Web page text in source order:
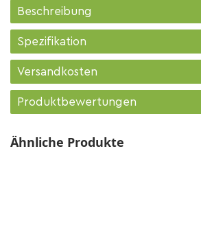
Beschreibung
Spezifikation
Versandkosten
Produktbewertungen
Ähnliche Produkte